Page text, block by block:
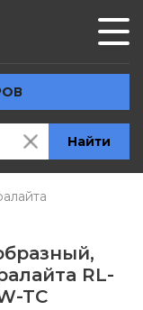
Найти
RL-
TC